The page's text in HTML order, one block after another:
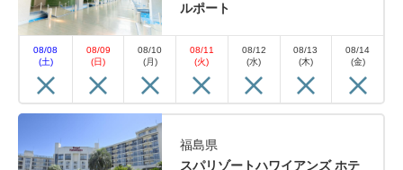
ルポート
08/08
(土)
08/09
(日)
08/10
(月)
08/11
(火)
08/12
(水)
08/13
(木)
08/14
(金)
福島県
スパリゾートハワイアンズ ホテ